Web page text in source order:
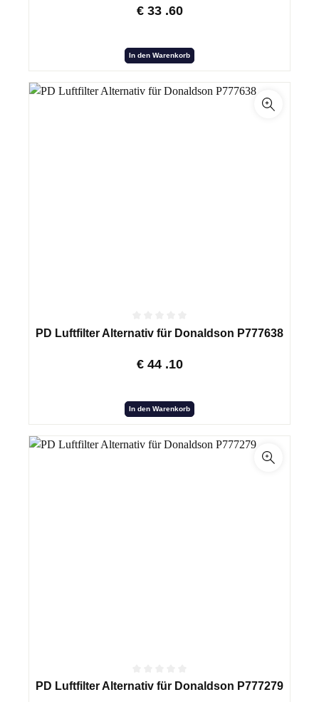
€ 33 .60
In den Warenkorb
PD Luftfilter Alternativ für Donaldson P777638
€ 44 .10
In den Warenkorb
PD Luftfilter Alternativ für Donaldson P777279